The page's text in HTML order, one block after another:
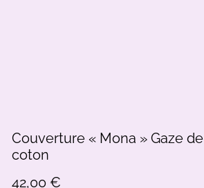
Couverture « Mona » Gaze de
coton
42,00 €